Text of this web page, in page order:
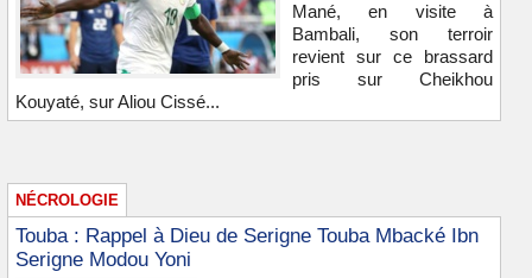
Mané, en visite à
Bambali, son terroir
revient sur ce brassard
pris sur Cheikhou
Kouyaté, sur Aliou Cissé...
NÉCROLOGIE
Touba : Rappel à Dieu de Serigne Touba Mbacké Ibn
Serigne Modou Yoni